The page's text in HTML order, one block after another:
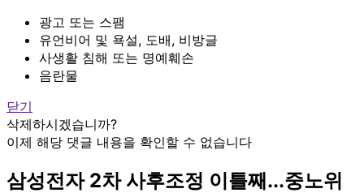
광고 또는 스팸
유언비어 및 욕설, 도배, 비방글
사생활 침해 또는 명예훼손
음란물
닫기
삭제하시겠습니까?
이제 해당 댓글 내용을 확인할 수 없습니다
삼성전자 2차 사후조정 이틀째...중노위